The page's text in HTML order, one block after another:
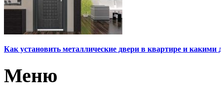
Как установить металлические двери в квартире и какими
Меню